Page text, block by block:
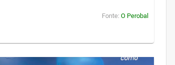
Fonte: O Perobal